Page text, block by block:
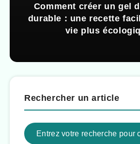
Comment créer un gel
durable : une recette
vie plus
Rechercher un article